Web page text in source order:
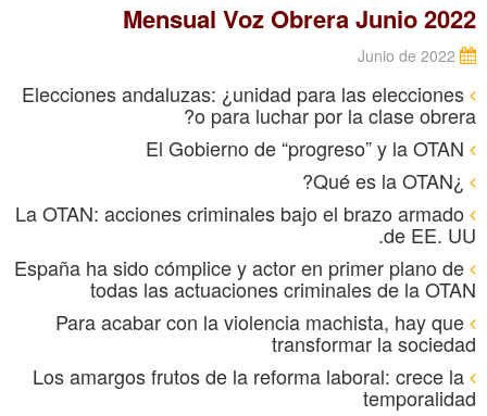
Mensual Voz Obrera Junio 2022
Elecciones andaluzas: ¿unidad para las elecciones
o para luchar por la clase obrera?
¿Qué es la OTAN?
La OTAN: acciones criminales bajo el brazo armado
de EE. UU.
España ha sido cómplice y actor en primer plano de
todas las actuaciones criminales de la OTAN
Para acabar con la violencia machista, hay que
transformar la sociedad
Los amargos frutos de la reforma laboral: crece la
temporalidad